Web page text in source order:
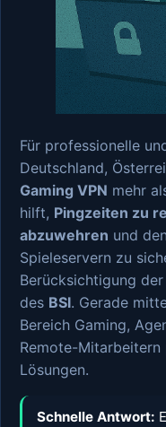
Für professionelle
Deutschland,
Gaming VPN mehr
hilft, Pingzeiten zu
abzuwehren und
Spieleservern zu
Berücksichtigung der
des BSI. Gerade
Bereich Gaming,
Remote-
Lösungen.
Schnelle Antwort: